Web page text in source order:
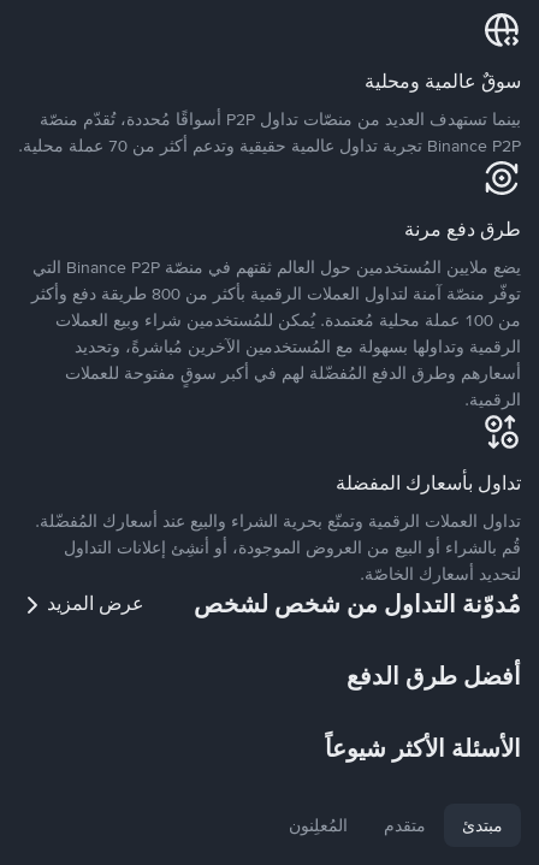
سوقٌ عالمية ومحلية
بينما تستهدف العديد من منصّات تداول P2P أسواقًا مُحددة، تُقدّم منصّة
Binance P2P تجربة تداول عالمية حقيقية وتدعم أكثر من 70 عملة محلية.
طرق دفع مرنة
يضع ملايين المُستخدمين حول العالم ثقتهم في منصّة Binance P2P التي
توفّر منصّة آمنة لتداول العملات الرقمية بأكثر من 800 طريقة دفع وأكثر
من 100 عملة محلية مُعتمدة. يُمكن للمُستخدمين شراء وبيع العملات
الرقمية وتداولها بسهولة مع المُستخدمين الآخرين مُباشرةً، وتحديد
أسعارهم وطرق الدفع المُفضّلة لهم في أكبر سوقٍ مفتوحة للعملات
الرقمية.
تداول بأسعارك المفضلة
تداول العملات الرقمية وتمتّع بحرية الشراء والبيع عند أسعارك المُفضّلة.
قُم بالشراء أو البيع من العروض الموجودة، أو أنشِئ إعلانات التداول
لتحديد أسعارك الخاصّة.
مُدوّنة التداول من شخص لشخص عرض المزيد
أفضل طرق الدفع
الأسئلة الأكثر شيوعاً
مبتدئ متقدم المُعلِنون